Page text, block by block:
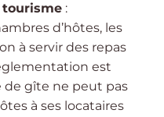
tourisme :
d’hôtes, les
à servir des repas
est
de gîte ne peut pas
à ses locataires